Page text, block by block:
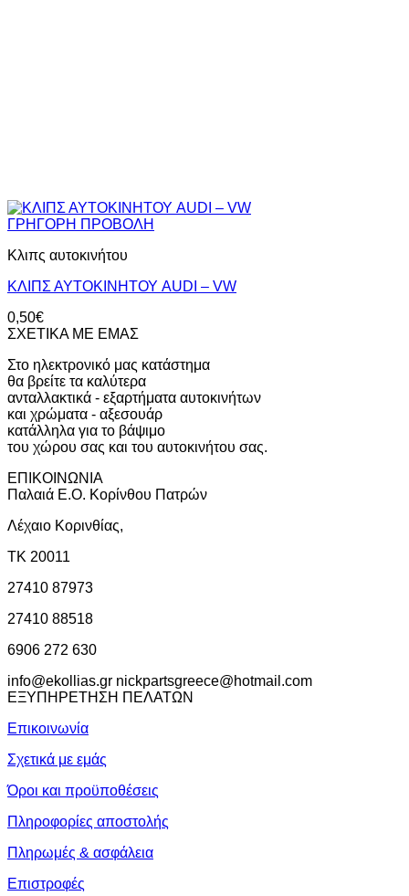
ΓΡΗΓΟΡΗ ΠΡΟΒΟΛΗ
Κλιπς αυτοκινήτου
ΚΛΙΠΣ ΑΥΤΟΚΙΝΗΤΟΥ AUDI – VW
0,50€
ΣΧΕΤΙΚΑ ΜΕ ΕΜΑΣ
Στο ηλεκτρονικό μας κατάστημα
θα βρείτε τα καλύτερα
ανταλλακτικά - εξαρτήματα αυτοκινήτων
και χρώματα - αξεσουάρ
κατάλληλα για το βάψιμο
του χώρου σας και του αυτοκινήτου σας.
ΕΠΙΚΟΙΝΩΝΙΑ
Παλαιά Ε.Ο. Κορίνθου Πατρών
Λέχαιο Κορινθίας,
ΤΚ 20011
27410 87973
27410 88518
6906 272 630
info@ekollias.gr nickpartsgreece@hotmail.com
ΕΞΥΠΗΡΕΤΗΣΗ ΠΕΛΑΤΩΝ
Επικοινωνία
Σχετικά με εμάς
Όροι και προϋποθέσεις
Πληροφορίες αποστολής
Πληρωμές & ασφάλεια
Επιστροφές